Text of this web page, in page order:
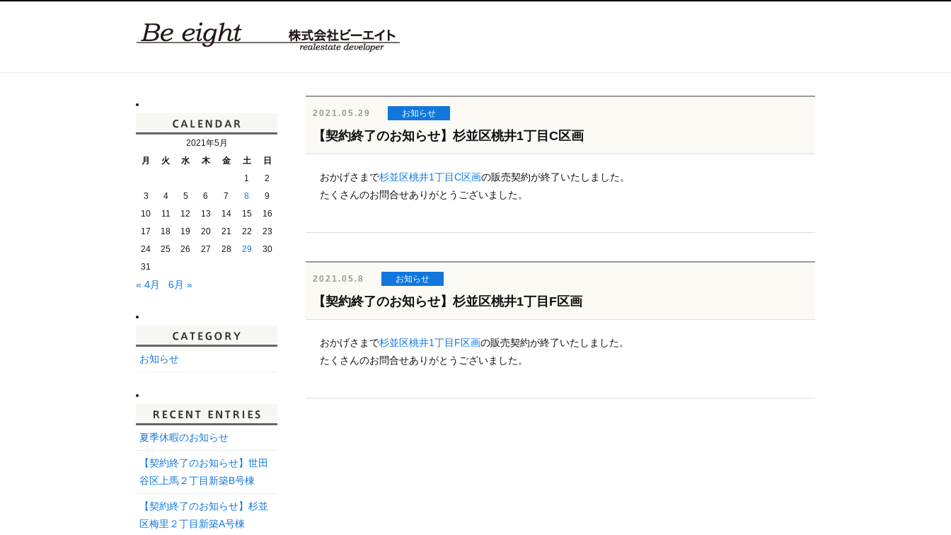
2021.05.29 お知らせ
【契約終了のお知らせ】杉並区桃井1丁目C区画
おかげさまで杉並区桃井1丁目C区画の販売契約が終了いたしました。
たくさんのお問合せありがとうございました。
2021.05.8 お知らせ
【契約終了のお知らせ】杉並区桃井1丁目F区画
おかげさまで杉並区桃井1丁目F区画の販売契約が終了いたしました。
たくさんのお問合せありがとうございました。
2021年5月
月
火 水 木 金 土
日
1
2
3
4 5 6 7 8
9
10
11 12 13 14 15
16
17
18 19 20 21 22
23
24
25 26 27 28 29
30
31
« 4月 6月 »
お知らせ
夏季休暇のお知らせ
【契約終了のお知らせ】世田
谷区上馬２丁目新築B号棟
【契約終了のお知らせ】杉並
区梅里２丁目新築A号棟